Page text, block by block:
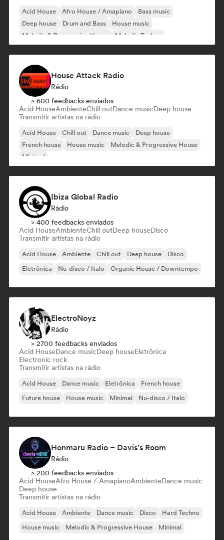
Acid House Afro House / Amapiano
Bass music
Deep house
Drum and Bass
House music
Melodic & Progressive House
Melodic Techno
House Attack Radio
Rádio
> 600 feedbacks enviados
Acid HouseAmbienteChill outDance musicDeep house
Transmitir artistas na rádio
Acid House Chill out Dance music
Deep house
French house
House music
Melodic & Progressive House
Minimal
Ibiza Global Radio
Rádio
> 400 feedbacks enviados
Acid HouseAmbienteChill outDeep houseDisco
Transmitir artistas na rádio
Acid House Ambiente Chill out Deep house
Disco
Eletrônica
Nu-disco / Italo Organic House / Downtempo
ElectroNoyz
Rádio
> 2700 feedbacks enviados
Acid HouseDance musicDeep houseEletrônica
Electronic rock
Transmitir artistas na rádio
Acid House Dance music Eletrônica
French house
Future house
House music Minimal Nu-disco / Italo
Honmaru Radio – Davis’s Room
Rádio
> 200 feedbacks enviados
Acid HouseAfro House / AmapianoAmbienteDance music
Deep house
Transmitir artistas na rádio
Acid House Ambiente Dance music Disco
Hard Techno
House music
Melodic & Progressive House Minimal